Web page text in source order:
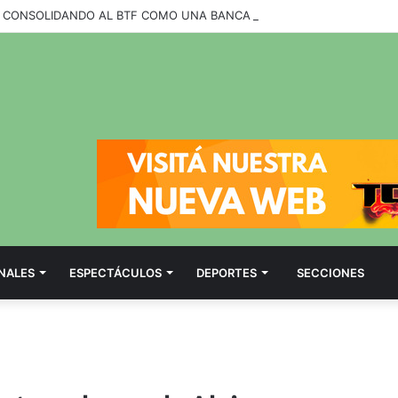
ESPECTÁCULOS DEPORTES SECCIONES